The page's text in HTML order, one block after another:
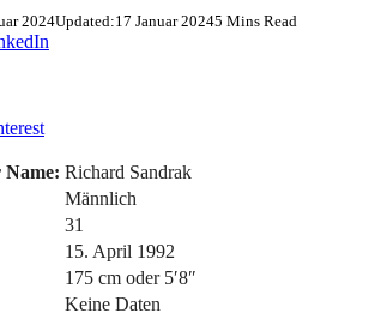
2024Updated:17 Januar 20245 Mins Read
Name: Richard Sandrak
Männlich
31
15. April 1992
175 cm oder 5′8″
Keine Daten